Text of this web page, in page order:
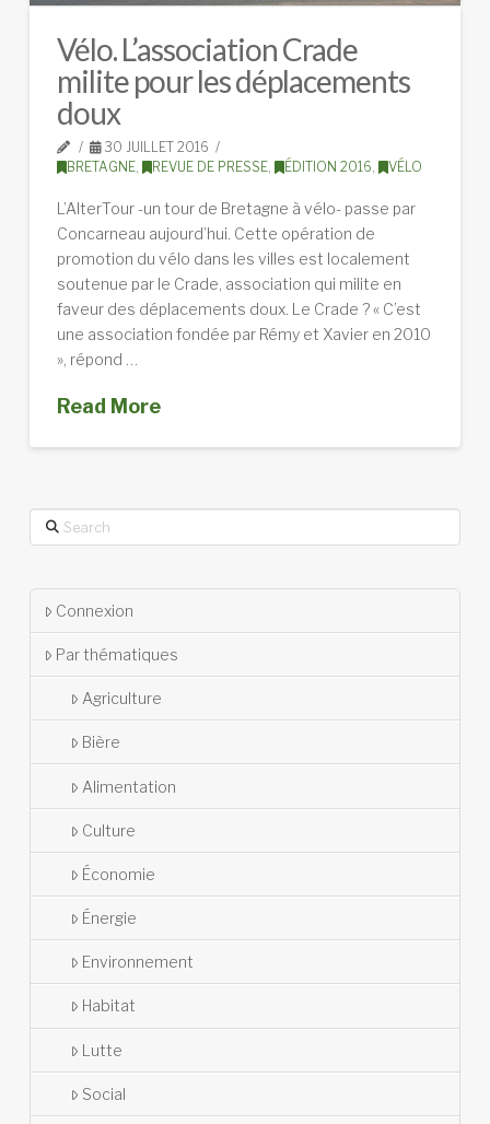
Vélo. L’association Crade
milite pour les déplacements
doux
30 JUILLET 2016
BRETAGNE, REVUE DE PRESSE, ÉDITION 2016 VÉLO
L’AlterTour -un tour de Bretagne à vélo- passe par
Concarneau aujourd’hui. Cette opération de
promotion du vélo dans les villes est localement
soutenue par le Crade, association qui milite en
faveur des déplacements doux. Le Crade ? « C’est
une association fondée par Rémy et Xavier en 2010
», répond …
Read More
Search
Connexion
Par thématiques
Agriculture
Bière
Alimentation
Culture
Économie
Énergie
Environnement
Habitat
Lutte
Social